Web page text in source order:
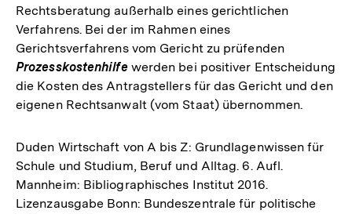
Rechtsberatung außerhalb eines gerichtlichen
Verfahrens. Bei der im Rahmen eines
Gerichtsverfahrens vom Gericht zu prüfenden
Prozesskostenhilfewerden bei positiver Entscheidung
die Kosten des Antragstellers für das Gericht und den
eigenen Rechtsanwalt (vom Staat) übernommen.
Duden Wirtschaft von A bis Z: Grundlagenwissen für
Schule und Studium, Beruf und Alltag. 6. Aufl.
Mannheim: Bibliographisches Institut 2016.
Lizenzausgabe Bonn: Bundeszentrale für politische